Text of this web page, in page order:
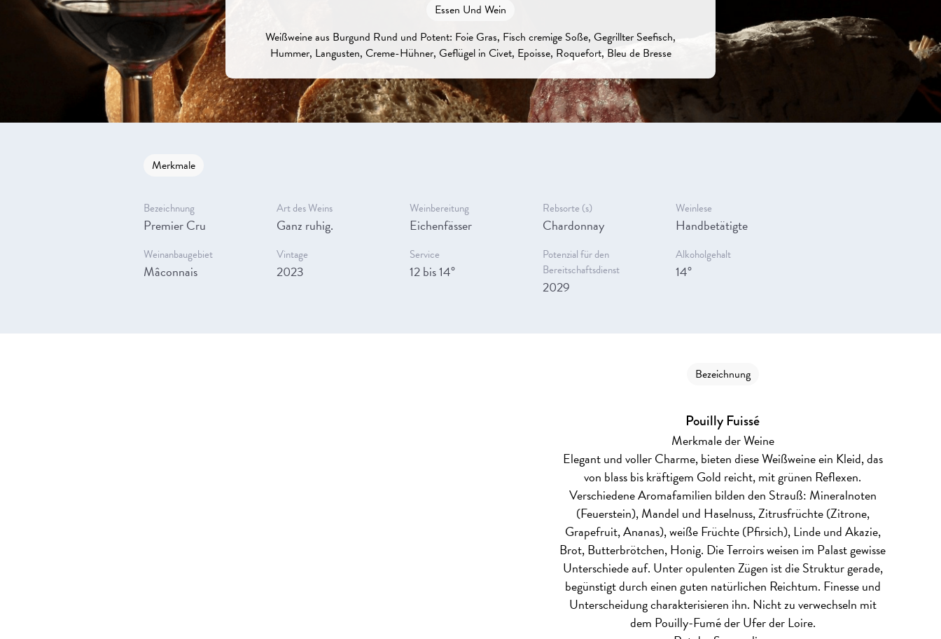
Essen Und Wein
Weißweine aus Burgund Rund und Potent: Foie Gras, Fisch cremige Soße, Gegrillter Seefisch,
Hummer, Langusten, Creme-Hühner, Geflügel in Civet, Epoisse, Roquefort, Bleu de Bresse
Merkmale
Bezeichnung
Premier Cru
Art des Weins
Ganz ruhig.
Weinbereitung
Eichenfässer
Rebsorte (s)
Chardonnay
Weinlese
Handbetätigte
Weinanbaugebiet
Mâconnais
Vintage
2023
Service
12 bis 14°
Potenzial für den
Bereitschaftsdienst
2029
Alkoholgehalt
14°
Bezeichnung
Pouilly Fuissé
Merkmale der Weine
Elegant und voller Charme, bieten diese Weißweine ein Kleid, das
von blass bis kräftigem Gold reicht, mit grünen Reflexen.
Verschiedene Aromafamilien bilden den Strauß: Mineralnoten
(Feuerstein), Mandel und Haselnuss, Zitrusfrüchte (Zitrone,
Grapefruit, Ananas), weiße Früchte (Pfirsich), Linde und Akazie,
Brot, Butterbrötchen, Honig. Die Terroirs weisen im Palast gewisse
Unterschiede auf. Unter opulenten Zügen ist die Struktur gerade,
begünstigt durch einen guten natürlichen Reichtum. Finesse und
Unterscheidung charakterisieren ihn. Nicht zu verwechseln mit
dem Pouilly-Fumé der Ufer der Loire.